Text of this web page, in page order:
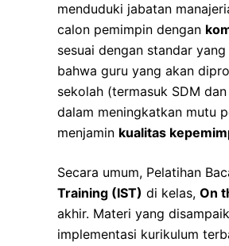
menduduki jabatan
calon pemimpin dengan
sesuai dengan standar
bahwa guru yang akan
sekolah (termasuk SDM
dalam meningkatkan mutu
menjamin kualitas
Secara umum, Pelatihan
Training (IST) di kelas, On
akhir. Materi yang
implementasi kurikulum